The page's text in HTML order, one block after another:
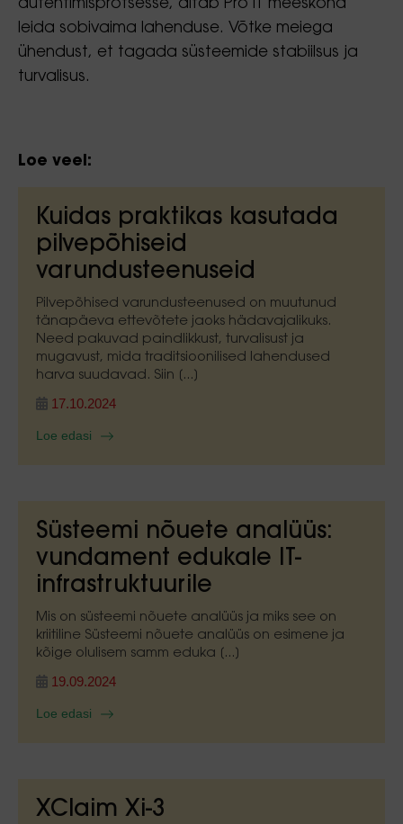
autentimisprotsesse, aitab Pro IT meeskond
leida sobivaima lahenduse. Võtke meiega
ühendust, et tagada süsteemide stabiilsus ja
turvalisus.
Loe veel:
Kuidas praktikas kasutada
pilvepõhiseid
varundusteenuseid
Pilvepõhised varundusteenused on muutunud
tänapäeva ettevõtete jaoks hädavajalikuks.
Need pakuvad paindlikkust, turvalisust ja
mugavust, mida traditsioonilised lahendused
harva suudavad. Siin [...]
17.10.2024
Loe edasi
Süsteemi nõuete analüüs:
vundament edukale IT-
infrastruktuurile
Mis on süsteemi nõuete analüüs ja miks see on
kriitiline Süsteemi nõuete analüüs on esimene ja
kõige olulisem samm eduka [...]
19.09.2024
Loe edasi
XClaim Xi-3